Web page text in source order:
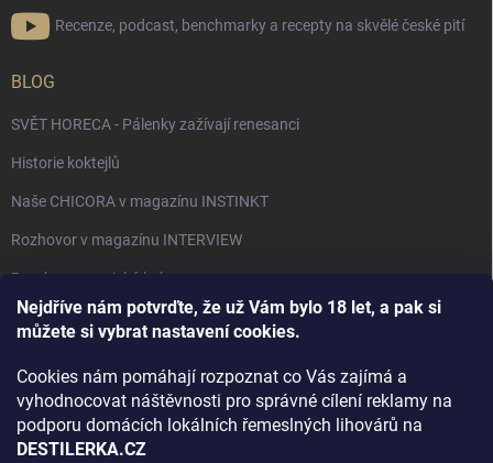
Nejdříve nám potvrďte, že už Vám bylo 18 let, a pak si
můžete si vybrat nastavení cookies.
Cookies nám pomáhají rozpoznat co Vás zajímá a
vyhodnocovat náštěvnosti pro správné cílení reklamy na
podporu domácích lokálních řemeslných lihovárů na
DESTILERKA.CZ
Recenze, podcast, benchmarky a recepty na skvělé české pití
BLOG
SVĚT HORECA - Pálenky zažívají renesanci
Historie koktejlů
Naše CHICORA v magazínu INSTINKT
Rozhovor v magazínu INTERVIEW
Bourbon, americká krása.
Napsali v TÝDNU o naší práci
Rozhovor s DESTILERKA.CZ v magazínu DRINKING-CAT
Jak vybrat dárek na Vánoce